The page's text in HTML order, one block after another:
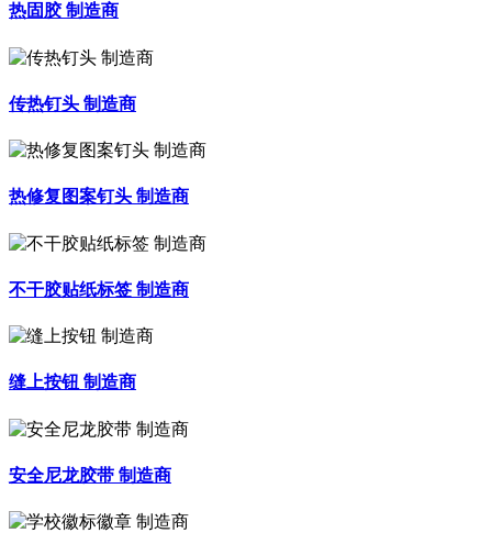
热固胶 制造商
传热钉头 制造商
热修复图案钉头 制造商
不干胶贴纸标签 制造商
缝上按钮 制造商
安全尼龙胶带 制造商